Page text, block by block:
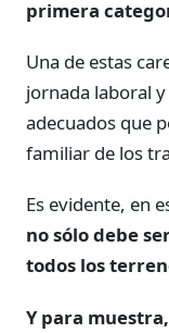
primera
Una de estas
jornada laboral
adecuados que
familiar de los
Es evidente, en
no sólo debe
todos los
Y para